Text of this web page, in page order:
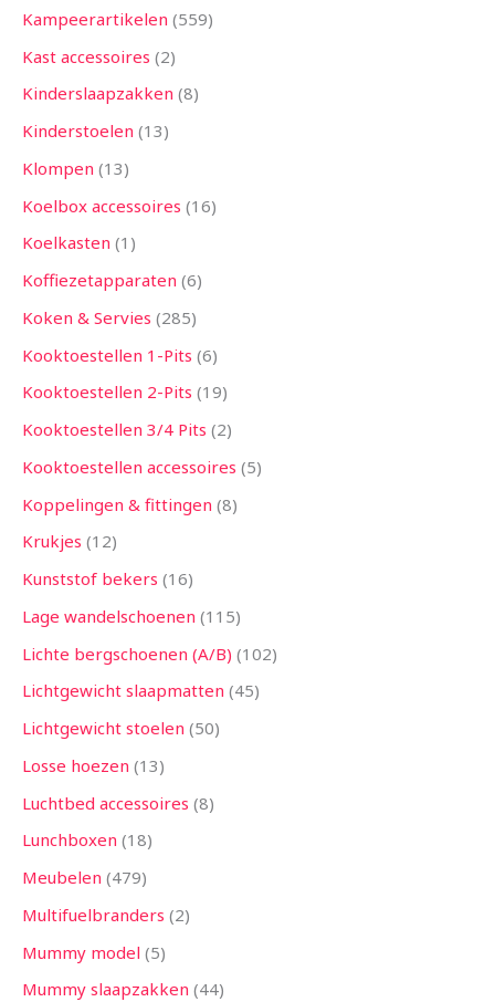
Kampeerartikelen 559
Kast accessoires 2
Kinderslaapzakken 8
Kinderstoelen 13
Klompen 13
Koelbox accessoires 16
Koelkasten 1
Koffiezetapparaten 6
Koken & Servies 285
Kooktoestellen 1-Pits 6
Kooktoestellen 2-Pits 19
Kooktoestellen 3/4 Pits 2
Kooktoestellen accessoires 5
Koppelingen & fittingen 8
Krukjes 12
Kunststof bekers 16
Lage wandelschoenen 115
Lichte bergschoenen (A/B) 102
Lichtgewicht slaapmatten 45
Lichtgewicht stoelen 50
Losse hoezen 13
Luchtbed accessoires 8
Lunchboxen 18
Meubelen 479
Multifuelbranders 2
Mummy model 5
Mummy slaapzakken 44